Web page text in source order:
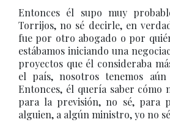
Entonces él supo muy
Torrijos, no sé decirle, en
fue por otro abogado o por
estábamos iniciando una
proyectos que él consideraba
el país, nosotros tenemos
Entonces, él quería saber cómo
para la previsión, no sé, para
alguien, a algún ministro, yo no